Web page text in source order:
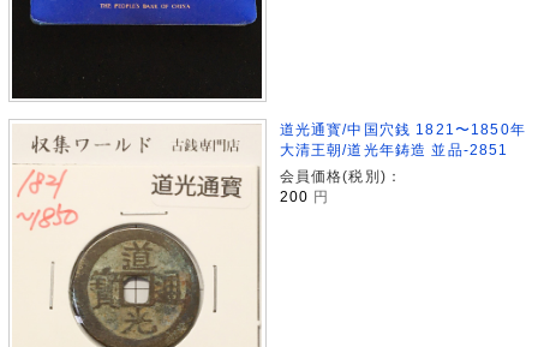
道光通寳/中国穴銭 1821〜1850年
大清王朝/道光年鋳造 並品-2851
会員価格(税別)：
200 円